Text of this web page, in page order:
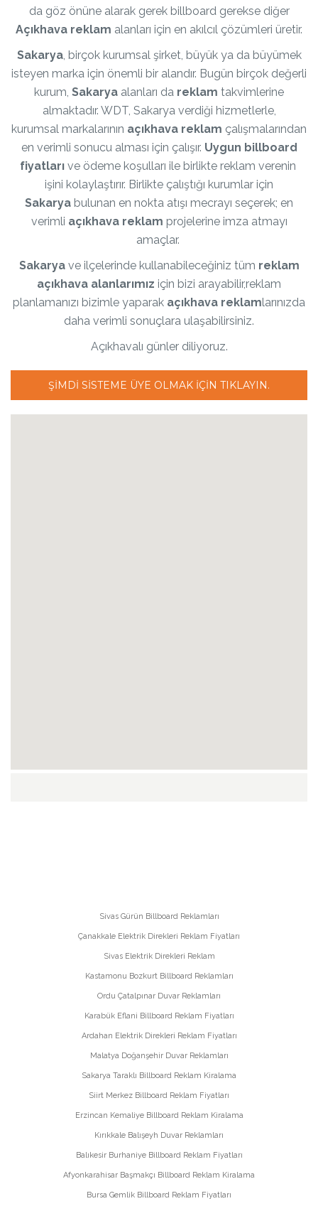
da göz önüne alarak gerek billboard gerekse diğer
Açıkhava reklam alanları için en akılcıl çözümleri üretir.
Sakarya, birçok kurumsal şirket, büyük ya da büyümek
isteyen marka için önemli bir alandır. Bugün birçok değerli
kurum, Sakarya alanları da reklam takvimlerine
almaktadır. WDT, Sakarya verdiği hizmetlerle,
kurumsal markalarının açıkhava reklam çalışmalarından
en verimli sonucu alması için çalışır. Uygun billboard
fiyatlarıve ödeme koşulları ile birlikte reklam verenin
işini kolaylaştırır. Birlikte çalıştığı kurumlar için
Sakarya bulunan en nokta atışı mecrayı seçerek; en
verimli açıkhava reklam projelerine imza atmayı
amaçlar.
Sakarya ve ilçelerinde kullanabileceğiniz tüm reklam
açıkhava alanlarımız için bizi arayabilir,reklam
planlamanızı bizimle yaparak açıkhava reklamlarınızda
daha verimli sonuçlara ulaşabilirsiniz.
Açıkhavalı günler diliyoruz.
ŞIMDI SISTEME ÜYE OLMAK IÇIN TIKLAYIN.
Sivas Gürün Billboard Reklamları
Çanakkale Elektrik Direkleri Reklam Fiyatları
Sivas Elektrik Direkleri Reklam
Kastamonu Bozkurt Billboard Reklamları
Ordu Çatalpınar Duvar Reklamları
Karabük Eflani Billboard Reklam Fiyatları
Ardahan Elektrik Direkleri Reklam Fiyatları
Malatya Doğanşehir Duvar Reklamları
Sakarya Taraklı Billboard Reklam Kiralama
Siirt Merkez Billboard Reklam Fiyatları
Erzincan Kemaliye Billboard Reklam Kiralama
Kırıkkale Balışeyh Duvar Reklamları
Balıkesir Burhaniye Billboard Reklam Fiyatları
Afyonkarahisar Başmakçı Billboard Reklam Kiralama
Bursa Gemlik Billboard Reklam Fiyatları